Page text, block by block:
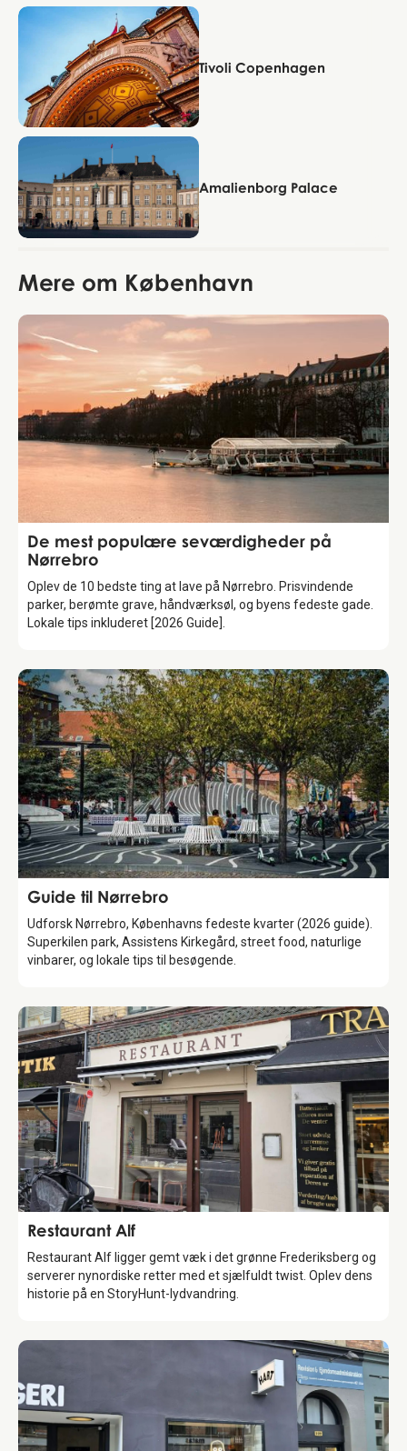
Tivoli Copenhagen
Amalienborg Palace
Mere om København
Guide
De mest populære seværdigheder på
Nørrebro
Oplev de 10 bedste ting at lave på Nørrebro. Prisvindende
parker, berømte grave, håndværksøl, og byens fedeste gade.
Lokale tips inkluderet [2026 Guide].
Guide
Guide til Nørrebro
Udforsk Nørrebro, Københavns fedeste kvarter (2026 guide).
Superkilen park, Assistens Kirkegård, street food, naturlige
vinbarer, og lokale tips til besøgende.
Food & Drinks
Restaurant Alf
Restaurant Alf ligger gemt væk i det grønne Frederiksberg og
serverer nynordiske retter med et sjælfuldt twist. Oplev dens
historie på en StoryHunt-lydvandring.